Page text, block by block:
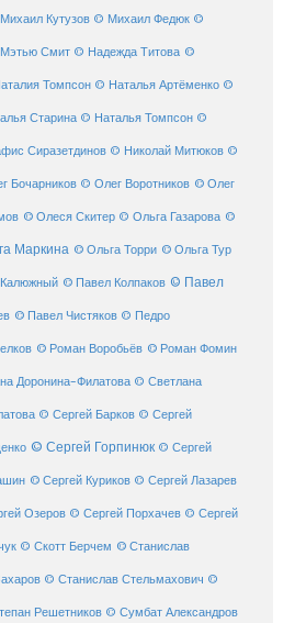
Кутузов © Михаил Федюк ©
Смит © Надежда Титова ©
Томпсон © Наталья Артёменко ©
Старина © Наталья Томпсон ©
Сиразетдинов © Николай Митюков ©
Бочарников © Олег Воротников © Олег
© Олеся Скитер © Ольга Газарова ©
Маркина © Ольга Торри © Ольга Тур
© Павел Колпаков © Павел
© Павел Чистяков © Педро
© Роман Воробьёв © Роман Фомин
Доронина-Филатова © Светлана
© Сергей Барков © Сергей
© Сергей Горпинюк © Сергей
© Сергей Куриков © Сергей Лазарев
Озеров © Сергей Порхачев © Сергей
© Скотт Берчем © Станислав
© Станислав Стельмахович ©
Решетников © Сумбат Александров